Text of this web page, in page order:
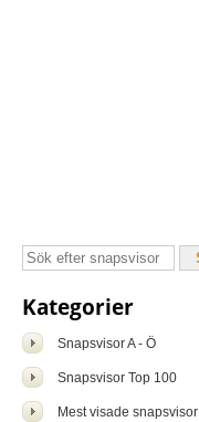
Kategorier
Snapsvisor A - Ö
Snapsvisor Top 100
Mest visade snapsvisor